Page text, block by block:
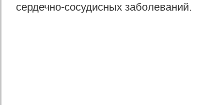
сердечно-сосудисных заболеваний.